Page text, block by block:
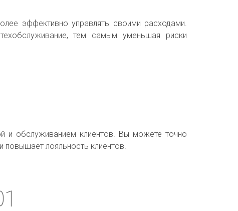
эффективно управлять своими расходами.
тем самым уменьшая риски
и обслуживанием клиентов. Вы можете точно
повышает лояльность клиентов.